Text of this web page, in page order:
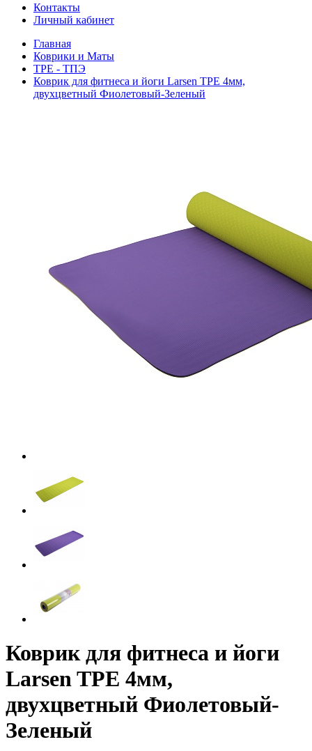
Контакты
Личный кабинет
Главная
Коврики и Маты
TPE - ТПЭ
Коврик для фитнеса и йоги Larsen TPE 4мм,
двухцветный Фиолетовый-Зеленый
Коврик для фитнеса и йоги
Larsen TPE 4мм,
двухцветный Фиолетовый-
Зеленый